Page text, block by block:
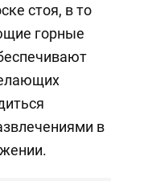
стоя, в то
горные
в